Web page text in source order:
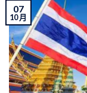
07
10 月